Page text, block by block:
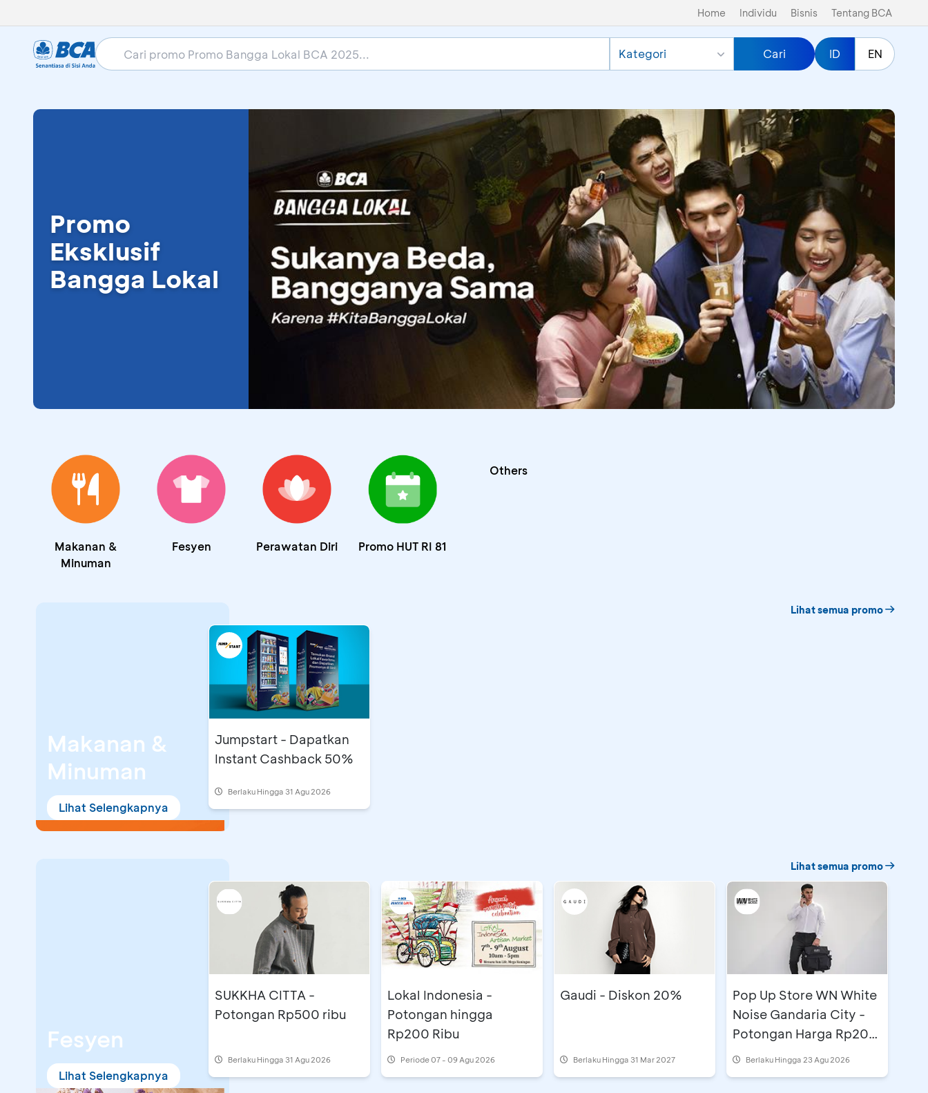
Home Individu Bisnis Tentang BCA
Kategori Cari ID EN
Promo
Eksklusif
Bangga Lokal
Makanan &
Minuman
Fesyen Perawatan Diri Promo HUT RI 81
Others
Makanan &
Minuman
Lihat Selengkapnya
Jumpstart - Dapatkan
Instant Cashback 50%
Berlaku Hingga 31 Agu 2026
Lihat semua promo
Fesyen
Lihat Selengkapnya
SUKKHA CITTA -
Potongan Rp500 ribu
Berlaku Hingga 31 Agu 2026
Lokal Indonesia -
Potongan hingga
Rp200 Ribu
Periode07 - 09 Agu 2026
Gaudi - Diskon 20%
Berlaku Hingga 31 Mar 2027
Pop Up Store WN White
Noise Gandaria City -
Potongan Harga Rp200
RibuBerlaku Hingga 23 Agu 2026
Lihat semua promo